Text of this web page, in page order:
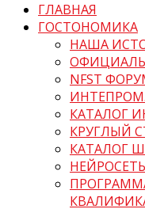
ГЛАВНАЯ
ГОСТОНОМИКА
НАША
NFST
КАТАЛОГ
КРУГЛЫЙ
КАТАЛОГ